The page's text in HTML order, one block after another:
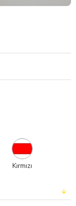
Kırmızı